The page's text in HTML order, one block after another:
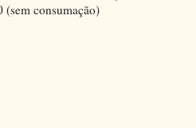
consumação)